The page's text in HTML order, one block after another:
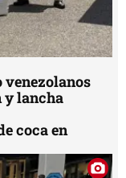
y lancha
coca en